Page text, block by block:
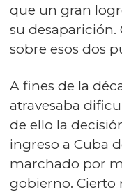
que un gran
su desaparición.
sobre esos dos
A fines de la
atravesaba
de ello la
ingreso a Cuba
marchado por
gobierno.